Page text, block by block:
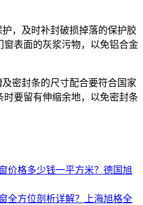
，及时补封破损掉落的保护胶
表面的灰浆污物，以免铝合金
密封条的尺寸配合要符合国家
要留有伸缩余地，以免密封条
价格多少钱一平方米？德国旭
全方位剖析详解？上海旭格全